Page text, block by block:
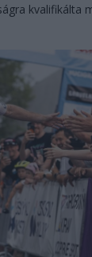
kvalifikálta